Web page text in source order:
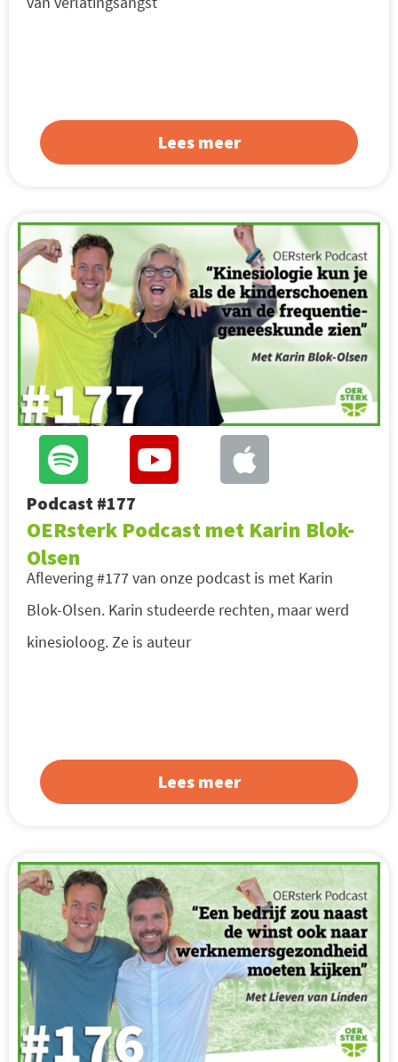
Lees meer
Podcast #177
OERsterk Podcast met Karin Blok-
Olsen
Aflevering #177 van onze podcast is met Karin
Blok-Olsen. Karin studeerde rechten, maar werd
kinesioloog. Ze is auteur
Lees meer